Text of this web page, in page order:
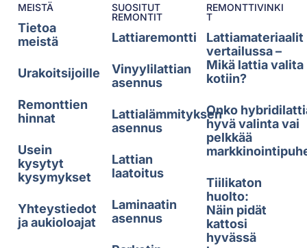
MEISTÄ
Tietoa
meistä
Urakoitsijoille
Remonttien
hinnat
Usein
kysytyt
kysymykset
Yhteystiedot
ja aukioloajat
SUOSITUT
REMONTIT
Lattiaremontti
Vinyylilattian
asennus
Lattialämmityksen
asennus
Lattian
laatoitus
Laminaatin
asennus
REMONTTIVINKI
T
Lattiamateriaalit
vertailussa –
Mikä lattia valita
kotiin?
Onko
hyvä valinta vai
pelkkää
Tiilikaton
huolto:
Näin pidät
kattosi
hyvässä